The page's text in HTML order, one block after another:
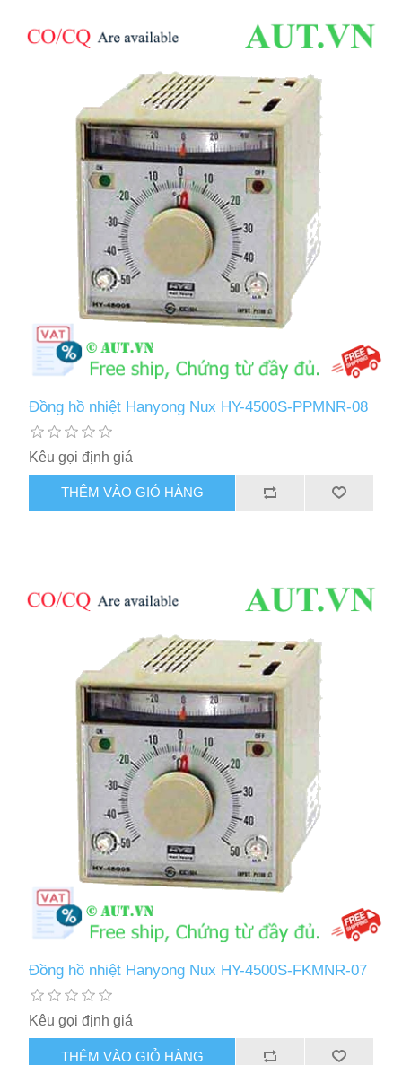
Đồng hồ nhiệt Hanyong Nux HY-4500S-PPMNR-08
Kêu gọi định giá
THÊM VÀO GIỎ HÀNG
Đồng hồ nhiệt Hanyong Nux HY-4500S-FKMNR-07
Kêu gọi định giá
THÊM VÀO GIỎ HÀNG